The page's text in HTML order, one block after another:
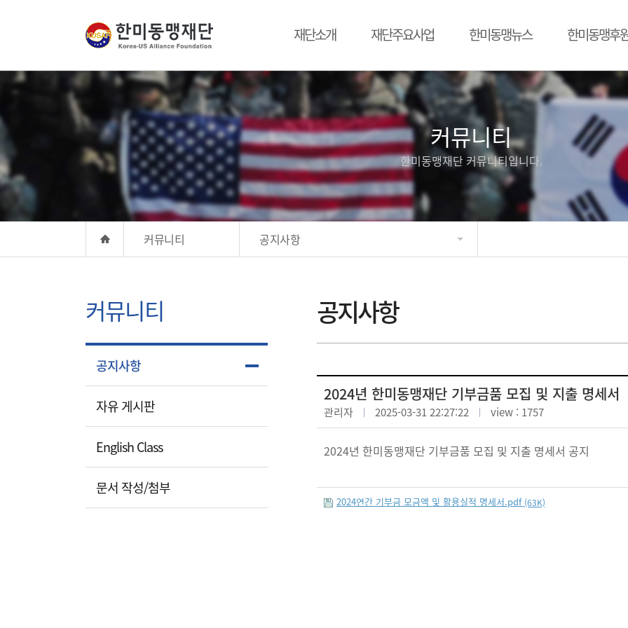
재단소개 재단주요사업 한미동맹뉴스 한미동맹후
커뮤니티
한미동맹재단 커뮤니티입니다.
커뮤니티 공지사항
커뮤니티
공지사항
자유 게시판
English Class
문서 작성/첨부
공지사항
2024년 한미동맹재단 기부금품 모집 및 지출 명세서
관리자 2025-03-31 22:27:22 view : 1757
2024년 한미동맹재단 기부금품 모집 및 지출 명세서 공지
2024연간 기부금 모금액 및 활용실적 명세서.pdf (63K)